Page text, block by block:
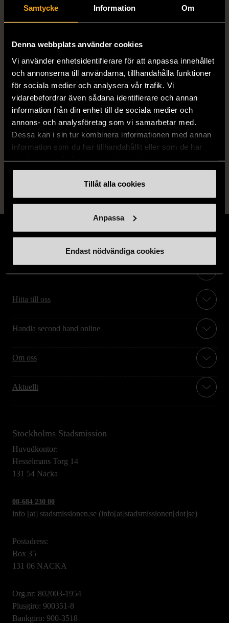
Samtycke Information Om
Denna webbplats använder cookies
Vi använder enhetsidentifierare för att anpassa innehållet
och annonserna till användarna, tillhandahålla funktioner
för sociala medier och analysera vår trafik. Vi
vidarebefordrar även sådana identifierare och annan
information från din enhet till de sociala medier och
annons- och analysföretag som vi samarbetar med.
Dessa kan i sin tur kombinera informationen med annan
information som du har tillhandahållit eller som de har
Tillåt alla cookies
Anpassa
Endast nödvändiga cookies
Material Textil
Produkten är unik och finns enbart som 1 st i lager.
Fri frakt på alla köp över 990 kr.
14 dagars ångerrät.
Hitta till oss
Handla second hand online
Om oss
Aktuellt
Stockholms Stadsmission
Huvudkontor:
Hesselmans Torg 14
131 54 Nacka
08-684 230 00
info [at] stadsmissionen.se (info[at]stadsmissionen[dot]se)
Postadress:
Box 35
131 06 NACKA
Org.nr: 802003-1954
Plusgiro: 900351-8
Bankgiro: 900-3518